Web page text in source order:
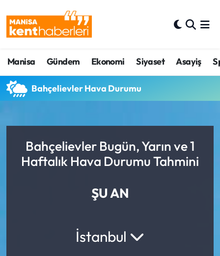
Manisa Gündem Ekonomi Siyaset Asayiş
Bahçelievler Hava Durumu
Bahçelievler Bugün, Yarın ve 1
Haftalık Hava Durumu Tahmini
ŞU AN
İstanbul
Ahmetli Hava Durumu
Ahmetli Trafik Yoğunluk Haritası
Süper Lig Puan Durumu ve Fikstür
Haber Arşivi